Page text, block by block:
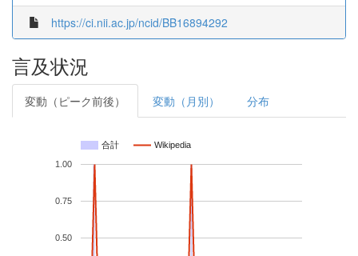
https://ci.nii.ac.jp/ncid/BB16894292
言及状況
変動（ピーク前後） 変動（月別） 分布
合計 Wikipedia
0.50
0.75
1.00